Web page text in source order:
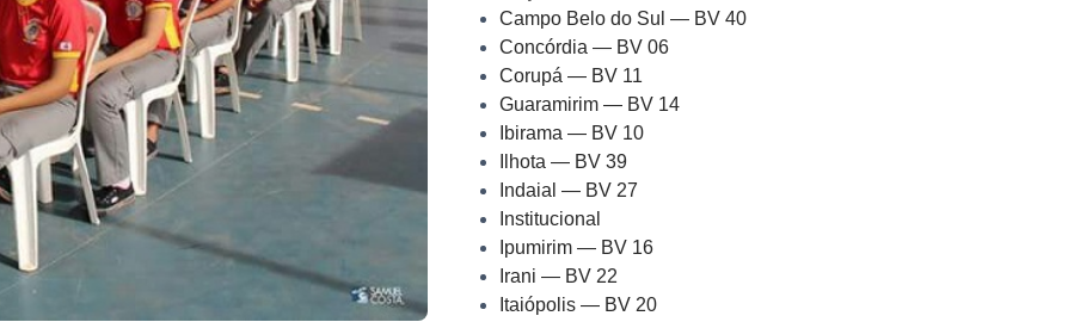
Campo Belo do Sul — BV 40
Concórdia — BV 06
Corupá — BV 11
Guaramirim — BV 14
Ibirama — BV 10
Ilhota — BV 39
Indaial — BV 27
Institucional
Ipumirim — BV 16
Irani — BV 22
Itaiópolis — BV 20